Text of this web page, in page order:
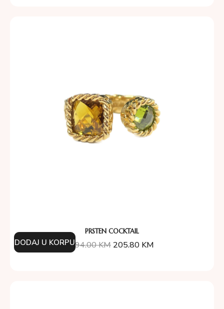
PRSTEN COCKTAIL
294.00KM 205.80 KM
DODAJ U KORPU